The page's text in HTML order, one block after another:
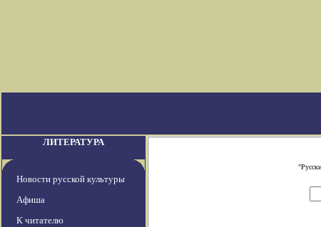
ЛИТЕРАТУРА
Новости русской культуры
Афиша
К читателю